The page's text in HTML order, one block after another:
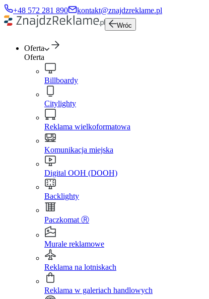
+48 572 281 890 kontakt@znajdzreklame.pl
Wróc
Oferta
Oferta
Billboardy
Citylighty
Reklama wielkoformatowa
Komunikacja miejska
Digital OOH (DOOH)
Backlighty
Paczkomat Ⓡ
Murale reklamowe
Reklama na lotniskach
Reklama w galeriach handlowych